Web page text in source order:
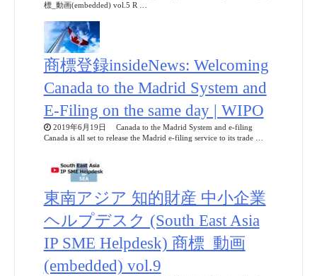
標_動画(embedded) vol.5 R …
商標登録insideNews: Welcoming
Canada to the Madrid System and
E-Filing on the same day | WIPO
2019年6月19日 Canada to the Madrid System and e-filing
Canada is all set to release the Madrid e-filing service to its trade …
東南アジア 知的財産 中小企業
ヘルプデスク (South East Asia
IP SME Helpdesk) 商標_動画
(embedded) vol.9